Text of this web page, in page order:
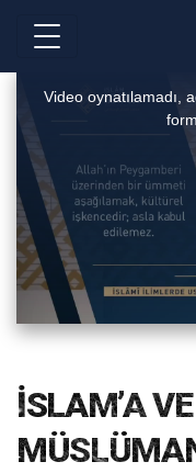
window.
Video oynatılamadı,
İSLAM’A VE